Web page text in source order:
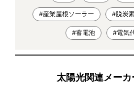
#産業屋根ソーラー #脱炭
#蓄電池 #電気
太陽光関連メー